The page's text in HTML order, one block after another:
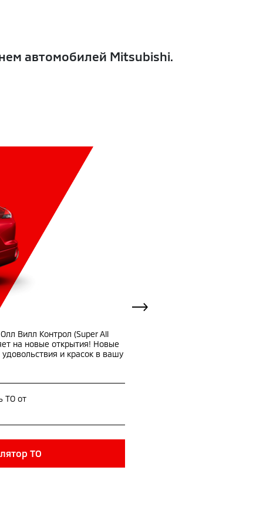
автомобилей Mitsubishi.
Вилл Контрол (Super All
на новые открытия! Новые
и красок в вашу
ТО от
ТО